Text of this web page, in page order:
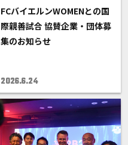
FCバイエルンWOMENとの国
際親善試合 協賛企業・団体募
集のお知らせ
2026.6.24